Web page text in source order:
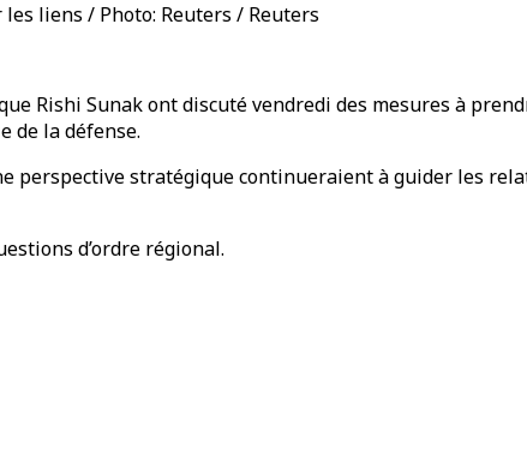
liens / Photo: Reuters / Reuters
Rishi Sunak ont discuté vendredi des mesures à
de la défense.
perspective stratégique continueraient à guider les
d’ordre régional.